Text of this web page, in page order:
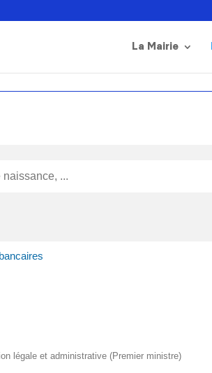
La Mairie
légale et administrative (Premier ministre)